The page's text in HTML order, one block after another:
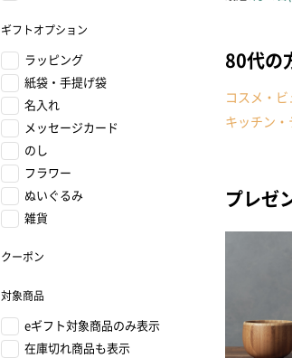
ギフトオプション
ラッピング
紙袋・手提げ袋
名入れ
メッセージカード
のし
フラワー
ぬいぐるみ
雑貨
クーポン
対象商品
eギフト対象商品のみ表示
在庫切れ商品も表示
80代の
コスメ・
キッチン
プレゼ